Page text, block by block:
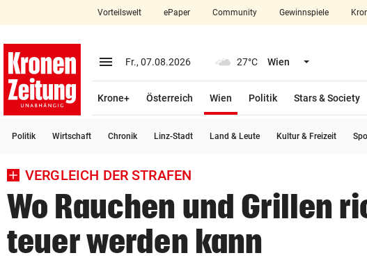
closeSchließen
account_circle Anmelden
arrow_right
bookmark
search
Suchbegriff
eingeben
Vorteilswelt ePaper Community Gewinnspiele
menu Menü aufklappen
Fr., 07.08.2026 27°C Wien Menü
Krone+ Österreich Wien
Politik
Stars & Society
Politik Wirtschaft Chronik Linz-Stadt Land & Leute Kultur & Freizeit
VERGLEICH DER STRAFEN
Wo Rauchen und Grillen
teuer werden kann